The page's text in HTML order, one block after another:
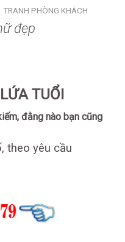
TRANH PHÒNG KHÁCH
đẹp
TUỔI
đằng nào bạn cũng
theo yêu cầu